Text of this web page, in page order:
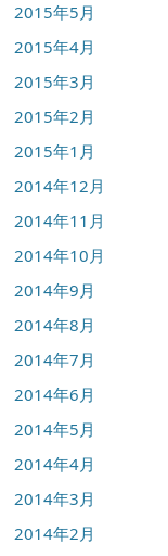
2015年5月
2015年4月
2015年3月
2015年2月
2015年1月
2014年12月
2014年11月
2014年10月
2014年9月
2014年8月
2014年7月
2014年6月
2014年5月
2014年4月
2014年3月
2014年2月